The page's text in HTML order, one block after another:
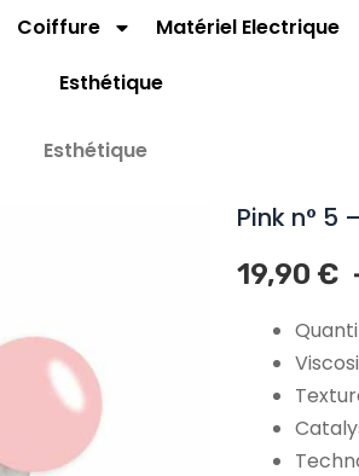
Coiffure Matériel Electrique
Esthétique
Esthétique
Pink n° 5
19,90 €